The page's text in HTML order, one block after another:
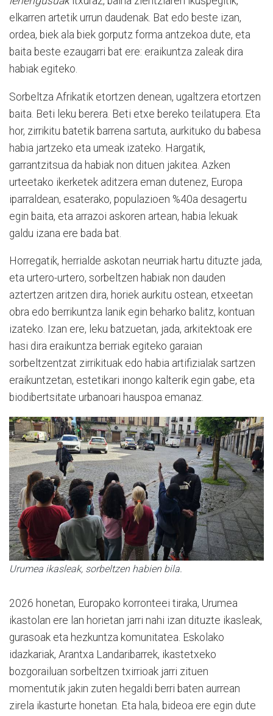
elkarren artetik urrun daudenak. Bat edo beste izan,
ordea, biek ala biek gorputz forma antzekoa dute, eta
baita beste ezaugarri bat ere: eraikuntza zaleak dira
habiak egiteko.
Sorbeltza Afrikatik etortzen denean, ugaltzera etortzen
baita. Beti leku berera. Beti etxe bereko teilatupera. Eta
hor, zirrikitu batetik barrena sartuta, aurkituko du babesa
habia jartzeko eta umeak izateko. Hargatik,
garrantzitsua da habiak non dituen jakitea. Azken
urteetako ikerketek aditzera eman dutenez, Europa
iparraldean, esaterako, populazioen %40a desagertu
egin baita, eta arrazoi askoren artean, habia lekuak
galdu izana ere bada bat.
Horregatik, herrialde askotan neurriak hartu dituzte jada,
eta urtero-urtero, sorbeltzen habiak non dauden
aztertzen aritzen dira, horiek aurkitu ostean, etxeetan
obra edo berrikuntza lanik egin beharko balitz, kontuan
izateko. Izan ere, leku batzuetan, jada, arkitektoak ere
hasi dira eraikuntza berriak egiteko garaian
sorbeltzentzat zirrikituak edo habia artifizialak sartzen
eraikuntzetan, estetikari inongo kalterik egin gabe, eta
biodibertsitate urbanoari hauspoa emanaz.
Urumea ikasleak, sorbeltzen habien bila.
2026 honetan, Europako korronteei tiraka, Urumea
ikastolan ere lan horietan jarri nahi izan dituzte ikasleak,
gurasoak eta hezkuntza komunitatea. Eskolako
idazkariak, Arantxa Landaribarrek, ikastetxeko
bozgorailuan sorbeltzen txirrioak jarri zituen
momentutik jakin zuten hegaldi berri baten aurrean
zirela ikasturte honetan. Eta hala, bideoa ere egin dute